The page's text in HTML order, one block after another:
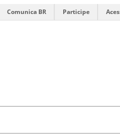
Comunica BR Participe